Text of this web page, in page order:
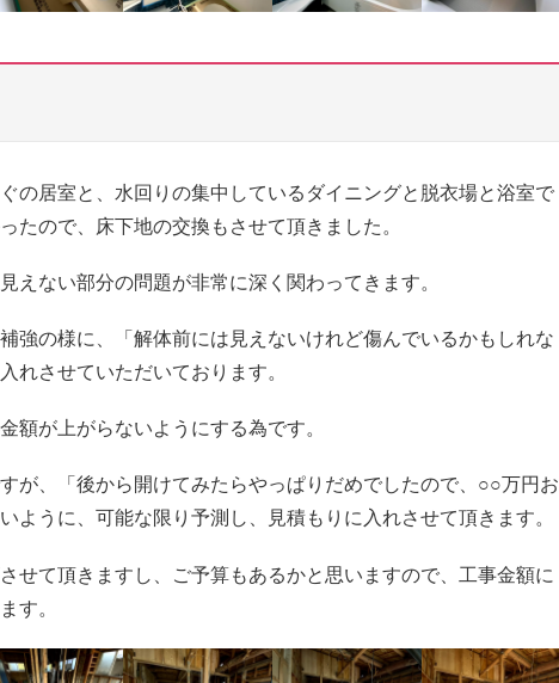
の居室と、水回りの集中しているダイニングと脱衣場と浴室で
たので、床下地の交換もさせて頂きました。
えない部分の問題が非常に深く関わってきます。
強の様に、「解体前には見えないけれど傷んでいるかもしれな
れさせていただいております。
額が上がらないようにする為です。
が、「後から開けてみたらやっぱりだめでしたので、○○万円お
ように、可能な限り予測し、見積もりに入れさせて頂きます。
せて頂きますし、ご予算もあるかと思いますので、工事金額に
す。